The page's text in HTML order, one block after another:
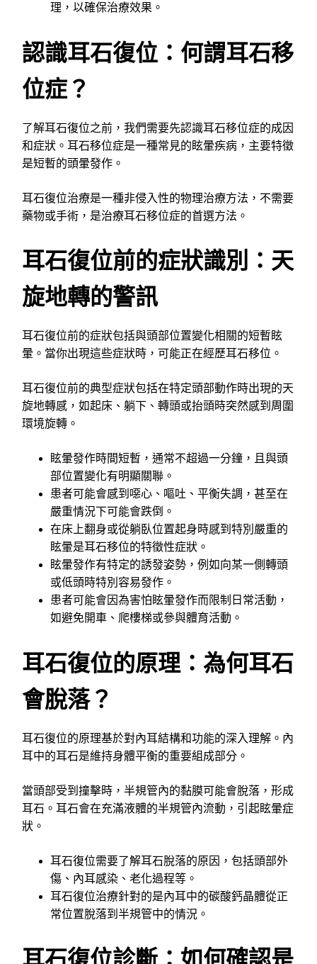
理，以確保治療效果。
認識耳石復位：何謂耳石移
位症？
了解耳石復位之前，我們需要先認識耳石移位症的成因
和症狀。耳石移位症是一種常見的眩暈疾病，主要特徵
是短暫的頭暈發作。
耳石復位治療是一種非侵入性的物理治療方法，不需要
藥物或手術，是治療耳石移位症的首選方法。
耳石復位前的症狀識別：天
旋地轉的警訊
耳石復位前的症狀包括與頭部位置變化相關的短暫眩
暈。當你出現這些症狀時，可能正在經歷耳石移位。
耳石復位前的典型症狀包括在特定頭部動作時出現的天
旋地轉感，如起床、躺下、轉頭或抬頭時突然感到周圍
環境旋轉。
眩暈發作時間短暫，通常不超過一分鐘，且與頭
部位置變化有明顯關聯。
患者可能會感到噁心、嘔吐、平衡失調，甚至在
嚴重情況下可能會跌倒。
在床上翻身或從躺臥位置起身時感到特別嚴重的
眩暈是耳石移位的特徵性症狀。
眩暈發作有特定的誘發姿勢，例如向某一側轉頭
或低頭時特別容易發作。
患者可能會因為害怕眩暈發作而限制日常活動，
如避免開車、爬樓梯或參與體育活動。
耳石復位的原理：為何耳石
會脫落？
耳石復位的原理基於對內耳結構和功能的深入理解。內
耳中的耳石是維持身體平衡的重要組成部分。
當頭部受到撞擊時，半規管內的黏膜可能會脫落，形成
耳石。耳石會在充滿液體的半規管內流動，引起眩暈症
狀。
耳石復位需要了解耳石脫落的原因，包括頭部外
傷、內耳感染、老化過程等。
耳石復位治療針對的是內耳中的碳酸鈣晶體從正
常位置脫落到半規管中的情況。